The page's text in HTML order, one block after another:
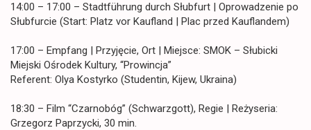
14:00 – 17:00 – Stadtführung durch Słubfurt | Oprowadzenie po
Słubfurcie (Start: Platz vor Kaufland | Plac przed Kauflandem)
17:00 – Empfang | Przyjęcie, Ort | Miejsce: SMOK – Słubicki
Miejski Ośrodek Kultury, “Prowincja”
Referent: Olya Kostyrko (Studentin, Kijew, Ukraina)
18:30 – Film “Czarnobóg” (Schwarzgott), Regie | Reżyseria:
Grzegorz Paprzycki, 30 min.